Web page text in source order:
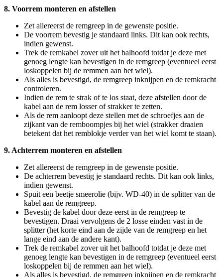
8. Voorrem monteren en afstellen
Zet allereerst de remgreep in de gewenste positie.
De voorrem bevestig je standaard links. Dit kan ook rechts,
indien gewenst.
Trek de remkabel zover uit het balhoofd totdat je deze met
genoeg lengte kan bevestigen in de remgreep (eventueel eerst
loskoppelen bij de remmen aan het wiel).
Als alles is bevestigd, de remgreep inknijpen en de remkracht
controleren.
Indien de rem te strak of te los staat, deze afstellen door de
kabel aan de rem losser of strakker te zetten.
Als de rem aanloopt deze stellen met de schroefjes aan de
zijkant van de remboompjes bij het wiel (strakker draaien
betekent dat het remblokje verder van het wiel komt te staan).
9. Achterrem monteren en afstellen
Zet allereerst de remgreep in de gewenste positie.
De achterrem bevestig je standaard rechts. Dit kan ook links,
indien gewenst.
Spuit een beetje smeerolie (bijv. WD-40) in de splitter van de
kabel aan de remgreep.
Bevestig de kabel door deze eerst in de remgreep te
bevestigen. Draai vervolgens de 2 losse einden vast in de
splitter (het korte eind aan de zijde van de remgreep en het
lange eind aan de andere kant).
Trek de remkabel zover uit het balhoofd totdat je deze met
genoeg lengte kan bevestigen in de remgreep (eventueel eerst
loskoppelen bij de remmen aan het wiel).
Als alles is bevestigd, de remgreep inknijpen en de remkracht